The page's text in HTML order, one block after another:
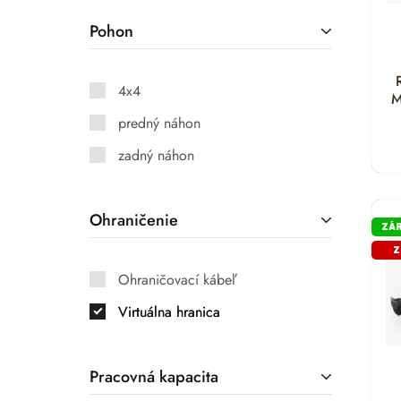
Pohon
4x4
predný náhon
zadný náhon
Ohraničenie
Ohraničovací kábeľ
Virtuálna hranica
Pracovná kapacita